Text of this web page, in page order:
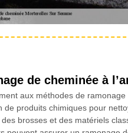
de cheminée à
aux méthodes de
de produits chimiques pour
brosses et des matériels